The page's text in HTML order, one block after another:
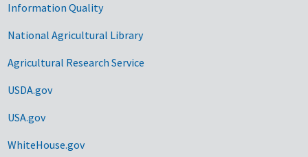
Information Quality
National Agricultural Library
Agricultural Research Service
USDA.gov
USA.gov
WhiteHouse.gov